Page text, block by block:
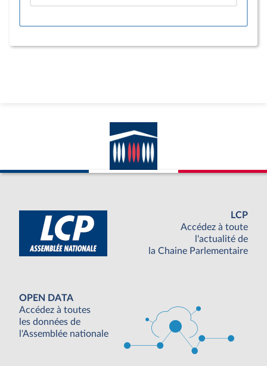
LCP
Accédez à toute
l'actualité de
la Chaine Parlementaire
OPEN DATA
Accédez à toutes
les données de
l'Assemblée nationale